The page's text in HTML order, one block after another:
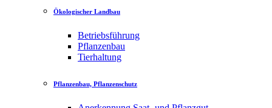
Ökologischer Landbau
Betriebsführung
Pflanzenbau
Tierhaltung
Pflanzenbau, Pflanzenschutz